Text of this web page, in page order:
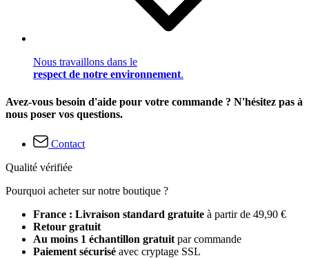
Nous travaillons dans le
respect de notre environnement.
Avez-vous besoin d'aide pour votre commande ? N'hésitez pas à
nous poser vos questions.
Contact
Qualité vérifiée
Pourquoi acheter sur notre boutique ?
France : Livraison standard gratuite à partir de 49,90 €
Retour gratuit
Au moins 1 échantillon gratuit par commande
Paiement sécurisé avec cryptage SSL